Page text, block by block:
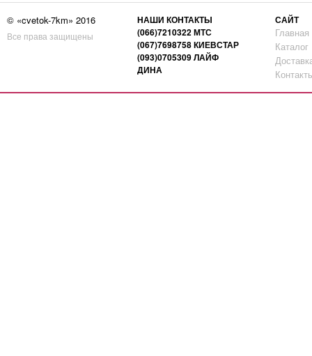
© «cvetok-7km» 2016
Все права защищены
НАШИ КОНТАКТЫ
(066)7210322 МТС
(067)7698758 КИЕВСТАР
(093)0705309 ЛАЙФ
ДИНА
САЙТ
Главная
Каталог